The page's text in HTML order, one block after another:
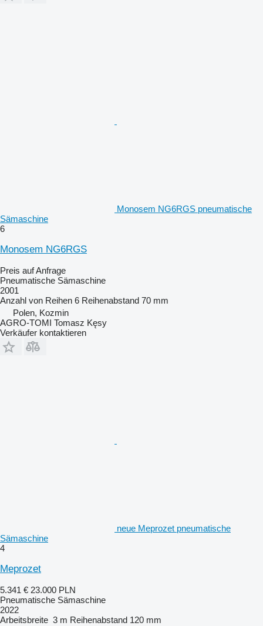
Monosem NG6RGS pneumatische
Sämaschine
6
Monosem NG6RGS
Preis auf Anfrage
Pneumatische Sämaschine
2001
Anzahl von Reihen 6 Reihenabstand 70 mm
Polen, Kozmin
AGRO-TOMI Tomasz Kęsy
Verkäufer kontaktieren
neue Meprozet pneumatische
Sämaschine
4
Meprozet
5.341 € 23.000 PLN
Pneumatische Sämaschine
2022
Arbeitsbreite 3 m Reihenabstand 120 mm